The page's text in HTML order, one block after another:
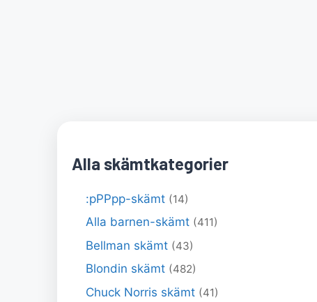
Alla skämtkategorier
:pPPpp-skämt (14)
Alla barnen-skämt (411)
Bellman skämt (43)
Blondin skämt (482)
Chuck Norris skämt (41)